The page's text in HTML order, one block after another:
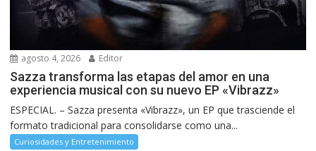
agosto 4, 2026 Editor
Sazza transforma las etapas del amor en una
experiencia musical con su nuevo EP «Vibrazz»
ESPECIAL. – Sazza presenta «Vibrazz», un EP que trasciende el
formato tradicional para consolidarse como una...
Curiosidades y Entretenimiento